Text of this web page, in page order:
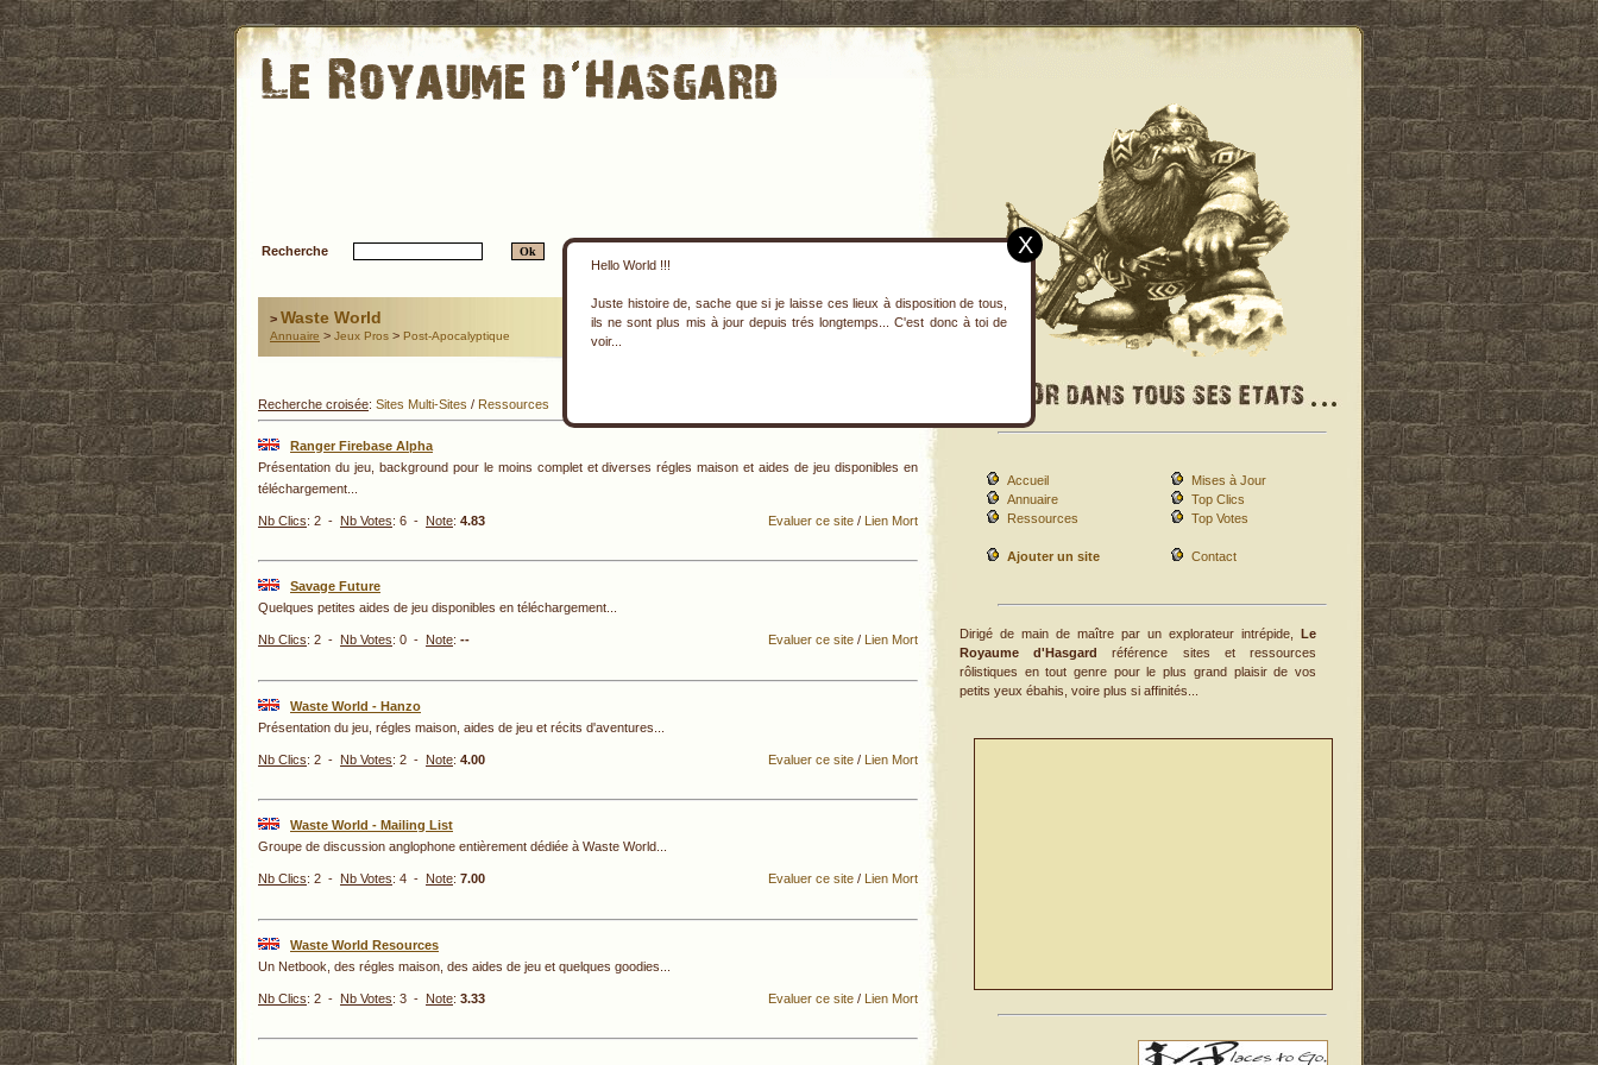
Hello World !!!
Juste histoire de, sache que si je laisse ces lieux à disposition de tous,
ils ne sont plus mis à jour depuis trés longtemps... C'est donc à toi de
voir...
X
Mises à Jour
Top Clics
Top Votes
Contact
Accueil
Annuaire
Ressources
Ajouter un site
Dirigé de main de maître par un explorateur intrépide, Le
Royaume d'Hasgard
référence sites et ressources
rôlistiques en tout genre pour le plus grand plaisir de vos
petits yeux ébahis, voire plus si affinités...
Recherche
> Waste World
Annuaire > Jeux Pros > Post-Apocalyptique
Recherche croisée: Sites Multi-Sites / Ressources
Ranger Firebase Alpha
Présentation du jeu, background pour le moins complet et diverses régles maison et aides de jeu disponibles en
téléchargement...
Nb Clics: 2 - Nb Votes: 6 - Note: 4.83 Evaluer ce site / Lien Mort
Savage Future
Quelques petites aides de jeu disponibles en téléchargement...
Nb Clics: 2 - Nb Votes: 0 - Note: -- Evaluer ce site / Lien Mort
Waste World - Hanzo
Présentation du jeu, régles maison, aides de jeu et récits d'aventures...
Nb Clics: 2 - Nb Votes: 2 - Note: 4.00 Evaluer ce site / Lien Mort
Waste World - Mailing List
Groupe de discussion anglophone entièrement dédiée à Waste World...
Nb Clics: 2 - Nb Votes: 4 - Note: 7.00 Evaluer ce site / Lien Mort
Waste World Resources
Un Netbook, des régles maison, des aides de jeu et quelques goodies...
Nb Clics: 2 - Nb Votes: 3 - Note: 3.33 Evaluer ce site / Lien Mort